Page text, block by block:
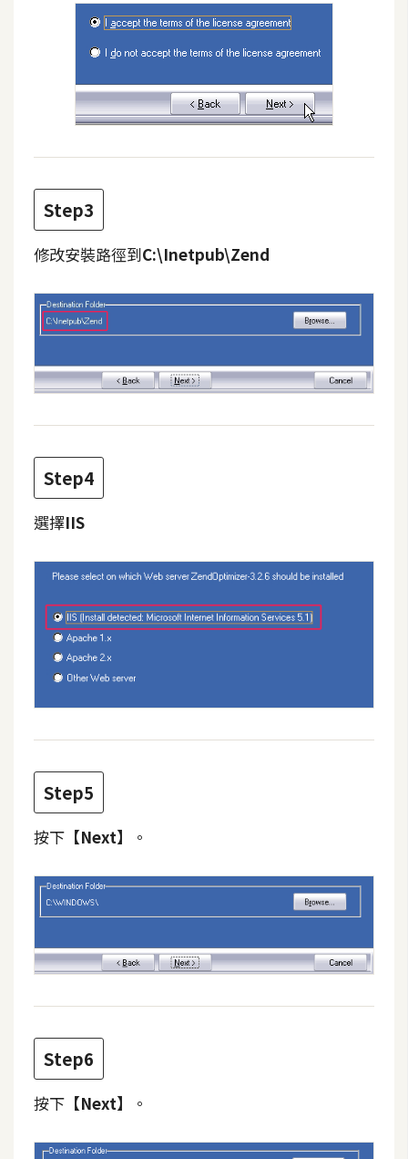
i
p
t
U
I
/
U
X
D
網
頁
後
端
P
H
P
D
c
e
r
伺
器
設
資
源
免
圖
Step3
修改安裝路徑到C:\Inetpub\Zend
Step4
選擇IIS
Step5
按下 【Next】 。
Step6
按下 【Next】 。